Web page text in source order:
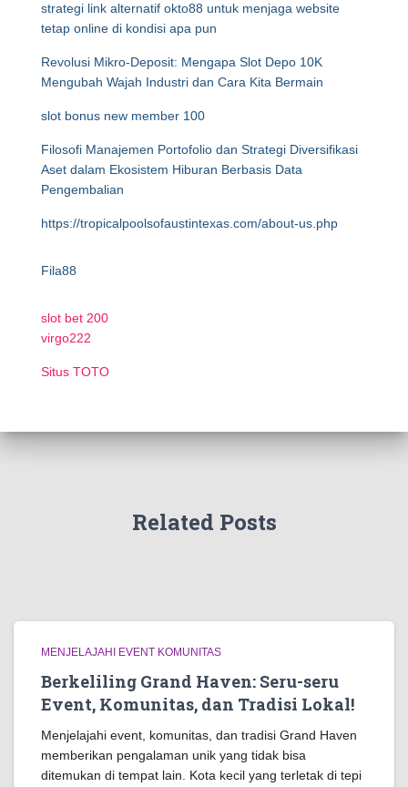
strategi link alternatif okto88 untuk menjaga website
tetap online di kondisi apa pun
Revolusi Mikro-Deposit: Mengapa Slot Depo 10K
Mengubah Wajah Industri dan Cara Kita Bermain
slot bonus new member 100
Filosofi Manajemen Portofolio dan Strategi Diversifikasi
Aset dalam Ekosistem Hiburan Berbasis Data
Pengembalian
https://tropicalpoolsofaustintexas.com/about-us.php
Fila88
slot bet 200
virgo222
Situs TOTO
Related Posts
MENJELAJAHI EVENT KOMUNITAS
Berkeliling Grand Haven: Seru-seru
Event, Komunitas, dan Tradisi Lokal!
Menjelajahi event, komunitas, dan tradisi Grand Haven
memberikan pengalaman unik yang tidak bisa
ditemukan di tempat lain. Kota kecil yang terletak di tepi